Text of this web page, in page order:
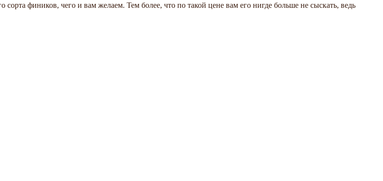
фиников, чего и вам желаем. Тем более, что по такой цене вам его нигде больше не сыскать, ведь